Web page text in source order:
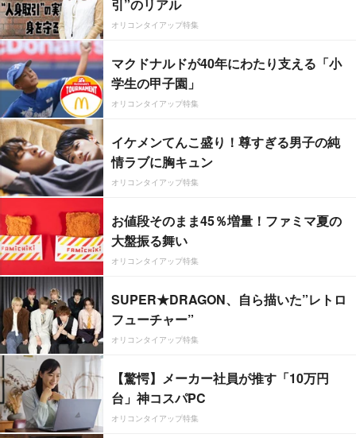
引”のリアル
オリコンタイアップ特集
マクドナルドが40年にわたり支える「小
学生の甲子園」
オリコンタイアップ特集
イケメンてんこ盛り！尊すぎる男子の純
情ラブに胸キュン
オリコンタイアップ特集
お値段そのまま45％増量！ファミマ夏の
大盤振る舞い
オリコンタイアップ特集
SUPER★DRAGON、自ら描いた”レトロ
フューチャー”
オリコンタイアップ特集
【驚愕】メーカー社員が推す「10万円
台」神コスパPC
オリコンタイアップ特集